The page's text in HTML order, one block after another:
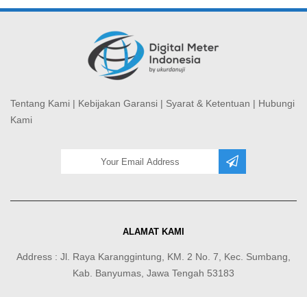
Tentang Kami | Kebijakan Garansi | Syarat & Ketentuan | Hubungi
Kami
ALAMAT KAMI
Address : Jl. Raya Karanggintung, KM. 2 No. 7, Kec. Sumbang,
Kab. Banyumas, Jawa Tengah 53183